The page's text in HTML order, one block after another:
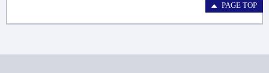
PAGE TOP